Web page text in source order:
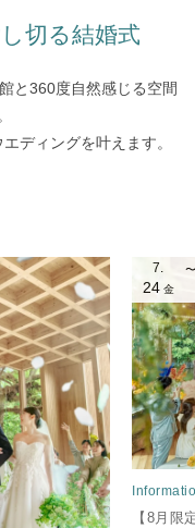
切る結婚式
と360度自然感じる空間
ディングを叶えます。
7.
24金
【8月限